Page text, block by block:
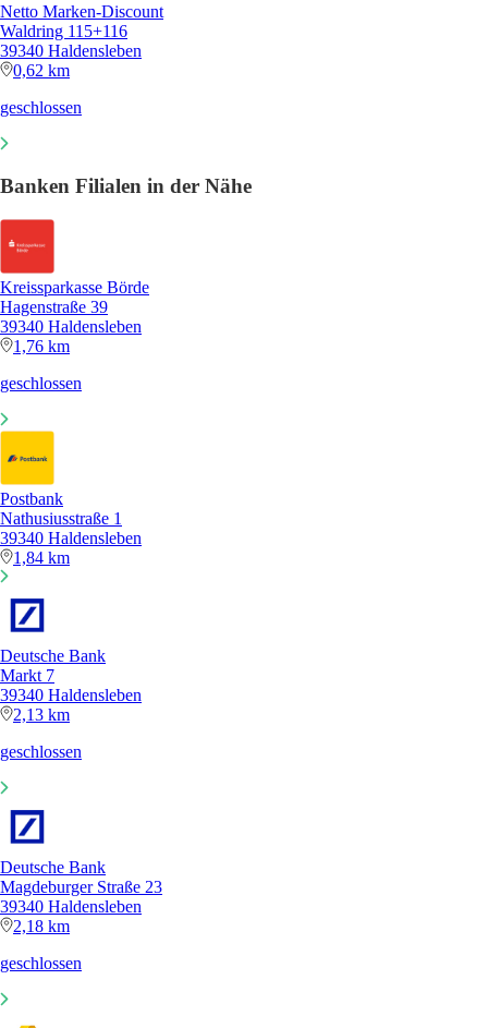
Netto Marken-Discount
Waldring 115+116
39340 Haldensleben
0,62 km
geschlossen
Banken Filialen in der Nähe
Kreissparkasse Börde
Hagenstraße 39
39340 Haldensleben
1,76 km
geschlossen
Postbank
Nathusiusstraße 1
39340 Haldensleben
1,84 km
Deutsche Bank
Markt 7
39340 Haldensleben
2,13 km
geschlossen
Deutsche Bank
Magdeburger Straße 23
39340 Haldensleben
2,18 km
geschlossen